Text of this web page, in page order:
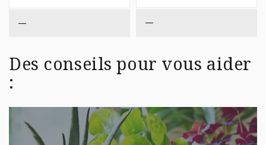
— —
Des conseils pour vous aider
: